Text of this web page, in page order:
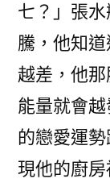
七？」張
騰，他知
越差，他
能量就會
的戀愛運
現他的廚